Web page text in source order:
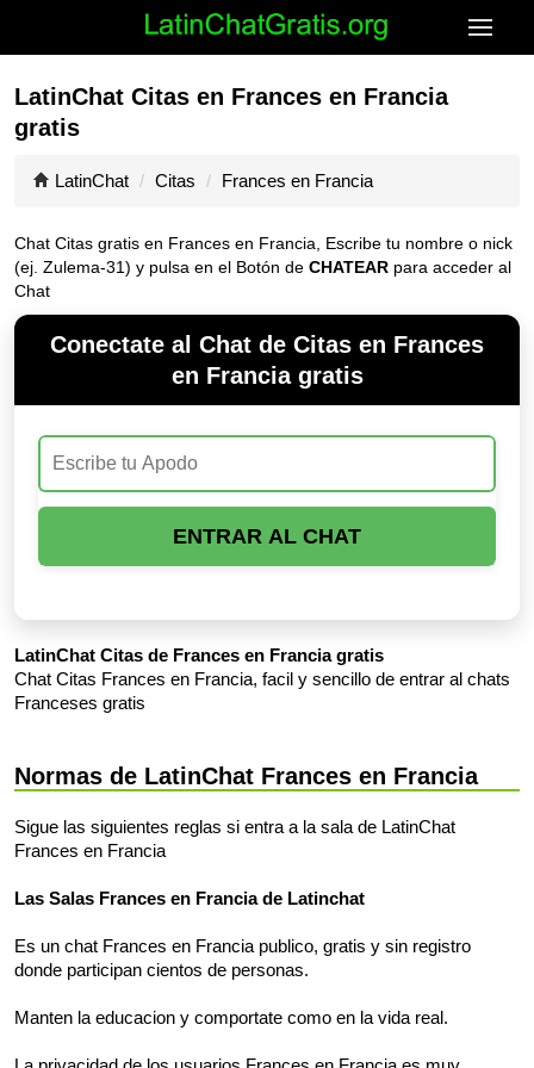
LatinChat Citas en Frances en Francia
gratis
LatinChat Citas Frances en Francia
Chat Citas gratis en Frances en Francia, Escribe tu nombre o nick
(ej. Zulema-31) y pulsa en el Botón de CHATEAR para acceder al
Chat
Conectate al Chat de Citas en Frances
en Francia gratis
ENTRAR AL CHAT
LatinChat Citas de Frances en Francia gratis
Chat Citas Frances en Francia, facil y sencillo de entrar al chats
Franceses gratis
Normas de LatinChat Frances en Francia
Sigue las siguientes reglas si entra a la sala de LatinChat
Frances en Francia
Las Salas Frances en Francia de Latinchat
Es un chat Frances en Francia publico, gratis y sin registro
donde participan cientos de personas.
Manten la educacion y comportate como en la vida real.